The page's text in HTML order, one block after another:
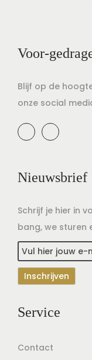
Voor-
Blijf op de
onze social
Nieuwsbrief
Schrijf je hier in
bang, we sturen
Service
Contact